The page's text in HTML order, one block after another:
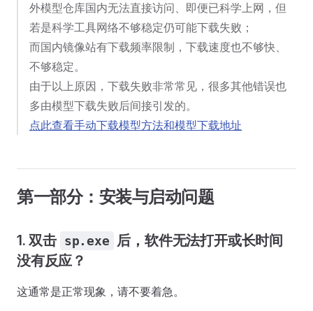
外模型仓库国内无法直接访问、即便已科学上网，但
若是科学工具网络不够稳定仍可能下载失败；
而国内镜像站有下载频率限制，下载速度也不够快、
不够稳定。
由于以上原因，下载失败非常常见，很多其他错误也
多由模型下载失败后间接引发的。
点此查看手动下载模型方法和模型下载地址
第一部分：安装与启动问题
1. 双击 sp.exe 后，软件无法打开或长时间
没有反应？
这通常是正常现象，请不要着急。